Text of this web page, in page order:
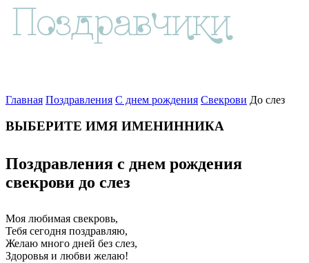
Главная Поздравления С днем рождения Свекрови До слез
ВЫБЕРИТЕ ИМЯ ИМЕНИННИКА
Поздравления с днем рождения
свекрови до слез
Моя любимая свекровь,
Тебя сегодня поздравляю,
Желаю много дней без слез,
Здоровья и любви желаю!